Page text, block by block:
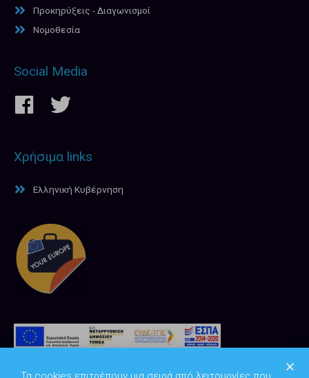
Προκηρύξεις - Διαγωνισμοί
Νομοθεσία
Social Media
Χρήσιμα links
Ελληνική Κυβέρνηση